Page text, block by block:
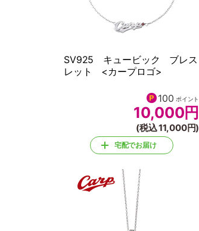
SV925 キュービック ブレス
レット <カープロゴ>
100 ポイント
10,000円
(税込 11,000円)
宅配でお届け